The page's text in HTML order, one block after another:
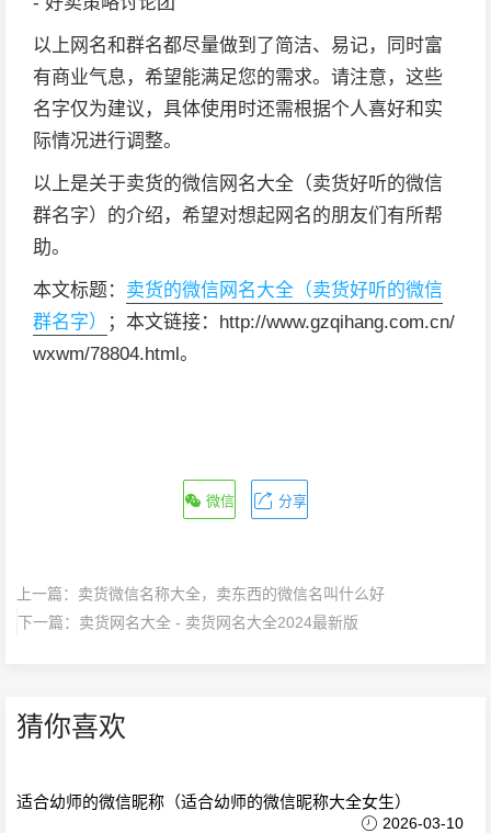
以上网名和群名都尽量做到了简洁、易记，同时富
有商业气息，希望能满足您的需求。请注意，这些
名字仅为建议，具体使用时还需根据个人喜好和实
际情况进行调整。
以上是关于卖货的微信网名大全（卖货好听的微信
群名字）的介绍，希望对想起网名的朋友们有所帮
助。
本文标题： 卖货的微信网名大全（卖货好听的微信
群名字）
；本文链接：http://www.gzqihang.com.cn/
wxwm/78804.html。
微信 分享
上一篇： 卖货微信名称大全，卖东西的微信名叫什么好
下一篇： 卖货网名大全 - 卖货网名大全2024最新版
猜你喜欢
适合幼师的微信昵称（适合幼师的微信昵称大全女生）
2026-03-10